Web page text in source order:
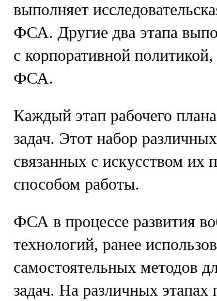
выполняет
ФСА. Другие два этапа
с корпоративной
ФСА.
Каждый этап рабочего
задач. Этот набор
связанных с искусством
способом работы.
ФСА в процессе развития
технологий, ранее
самостоятельных методов
задач. На различных этапах